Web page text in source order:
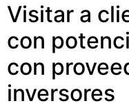
Visitar a
con
con
inversores